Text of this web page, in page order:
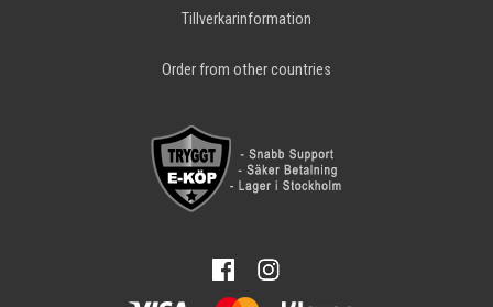
Tillverkarinformation
Order from other countries